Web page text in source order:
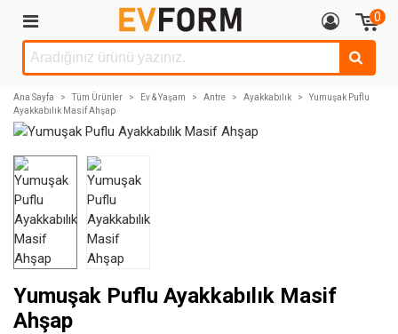
0
Ana Sayfa > Tüm Ürünler > Ev & Yaşam > Antre > Ayakkabılık >
Yumuşak Puflu
Ayakkabılık Masif Ahşap
Yumuşak Puflu Ayakkabılık Masif
Ahşap